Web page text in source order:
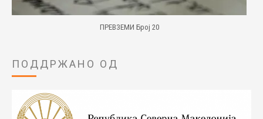
ПРЕВЗЕМИ Број 20
ПОДДРЖАНО ОД